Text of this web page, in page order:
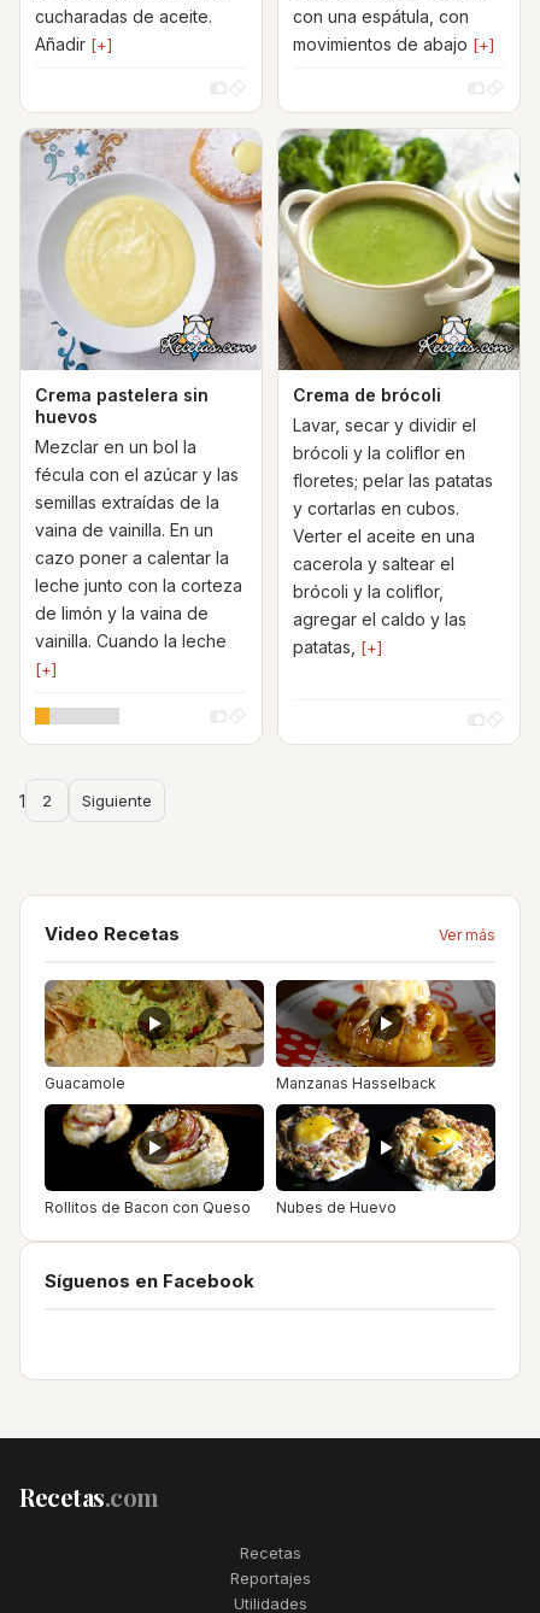
cucharadas de aceite.
Añadir [+]
con una espátula, con
movimientos de abajo [+]
Crema pastelera sin
huevos
Mezclar en un bol la
fécula con el azúcar y las
semillas extraídas de la
vaina de vainilla. En un
cazo poner a calentar la
leche junto con la corteza
de limón y la vaina de
vainilla. Cuando la leche
[+]
Crema de brócoli
Lavar, secar y dividir el
brócoli y la coliflor en
floretes; pelar las patatas
y cortarlas en cubos.
Verter el aceite en una
cacerola y saltear el
brócoli y la coliflor,
agregar el caldo y las
patatas, [+]
1 2 Siguiente
Video Recetas Ver más
Guacamole Manzanas Hasselback
Rollitos de Bacon con Queso Nubes de Huevo
Síguenos en Facebook
Recetas.com
Recetas
Reportajes
Utilidades